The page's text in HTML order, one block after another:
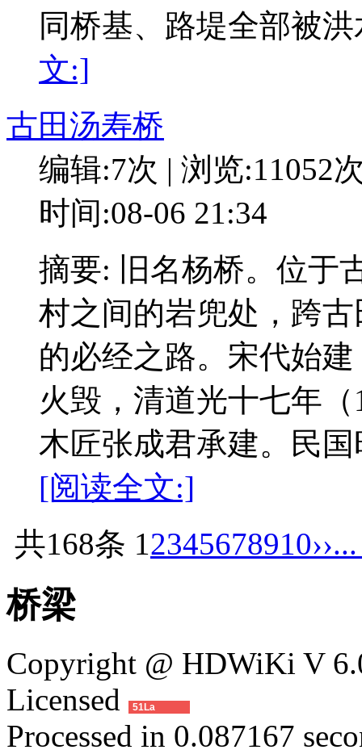
同桥基、路堤全部被
文:]
古田汤寿桥
编辑:7次 | 浏览:11052
时间:08-06 21:34
摘要: 旧名杨桥。位于
村之间的岩兜处，跨
的必经之路。宋代始
火毁，清道光十七年
木匠张成君承建。民
[阅读全文:]
共168条 12345678910››
桥梁
Copyright @ HDWiKi V
Licensed
51La
Processed in 0.087167